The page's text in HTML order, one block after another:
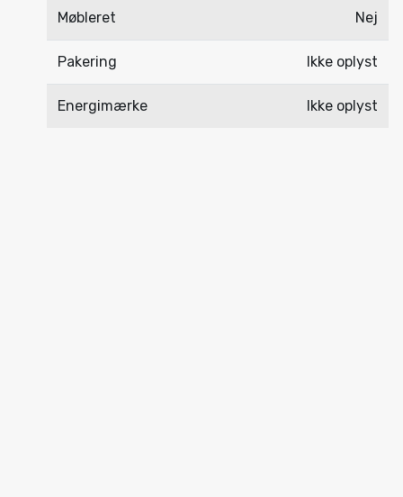
Møbleret Nej
Pakering Ikke oplyst
Energimærke Ikke oplyst